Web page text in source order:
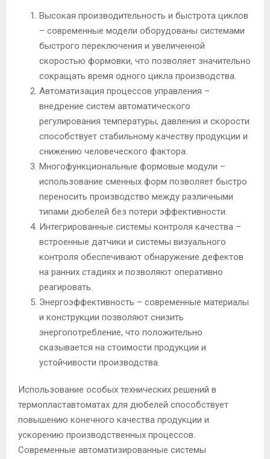
Высокая производительность и быстрота циклов
– современные модели оборудованы системами
быстрого переключения и увеличенной
скоростью формовки, что позволяет значительно
сокращать время одного цикла производства.
Автоматизация процессов управления –
внедрение систем автоматического
регулирования температуры, давления и скорости
способствует стабильному качеству продукции и
снижению человеческого фактора.
Многофункциональные формовые модули –
использование сменных форм позволяет быстро
переносить производство между различными
типами дюбелей без потери эффективности.
Интегрированные системы контроля качества –
встроенные датчики и системы визуального
контроля обеспечивают обнаружение дефектов
на ранних стадиях и позволяют оперативно
реагировать.
Энергоэффективность – современные материалы
и конструкции позволяют снизить
энергопотребление, что положительно
сказывается на стоимости продукции и
устойчивости производства.
Использование особых технических решений в
термопластавтоматах для дюбелей способствует
повышению конечного качества продукции и
ускорению производственных процессов.
Современные автоматизированные системы